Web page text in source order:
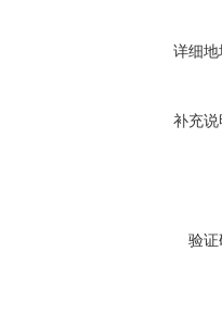
详细地
补充说
验证